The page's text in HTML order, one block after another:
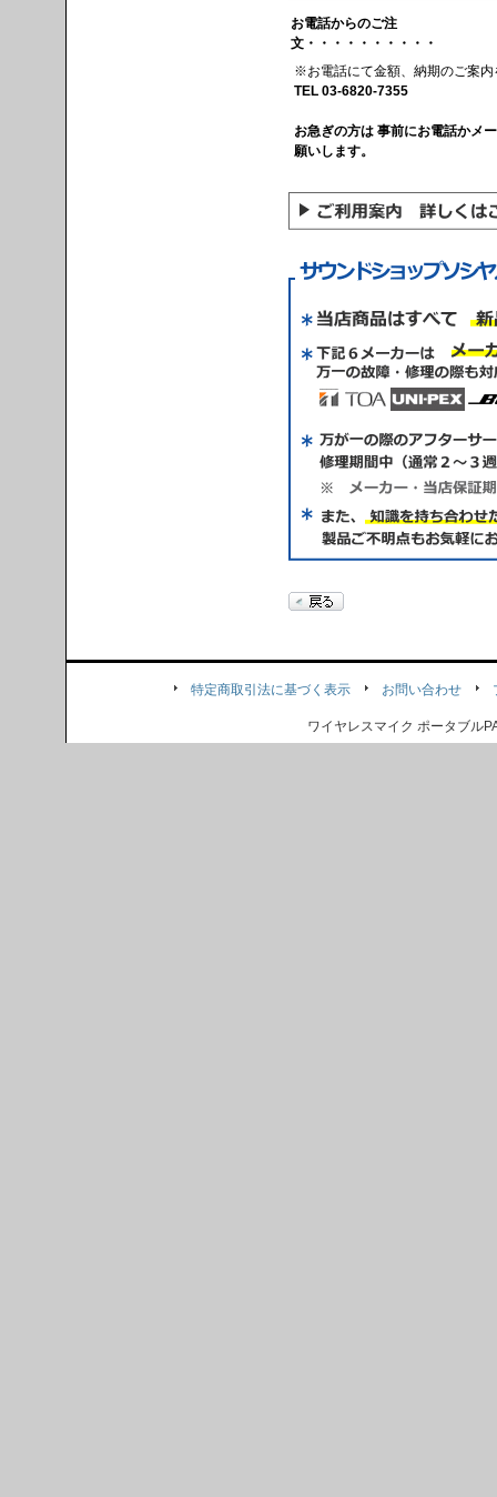
お電話からのご注
文・・・・・・・・・・
※お電話にて金額、納期のご案内
TEL 03-6820-7355
お急ぎの方は 事前にお電話かメ
願いします。
特定商取引法に基づく表示 お問い合わせ
ワイヤレスマイク ポータブル